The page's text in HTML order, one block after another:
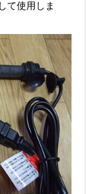
て使用しま